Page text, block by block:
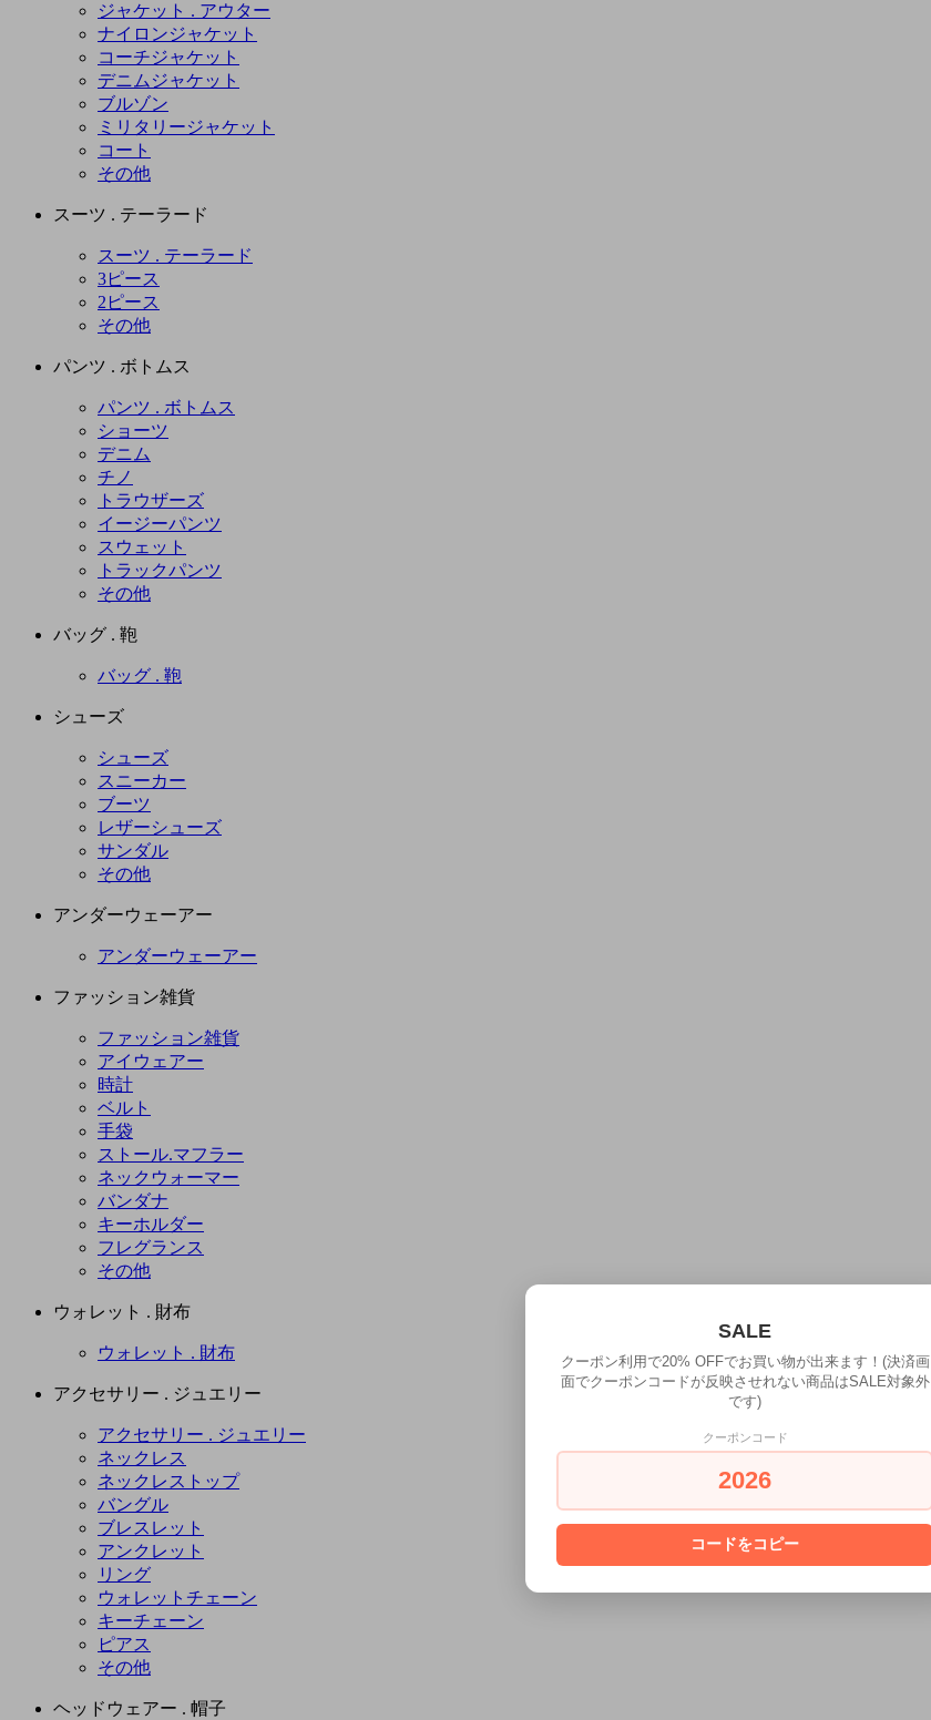
ジャケット . アウター
ナイロンジャケット
コーチジャケット
デニムジャケット
ブルゾン
ミリタリージャケット
コート
その他
スーツ . テーラード
スーツ . テーラード
3ピース
2ピース
その他
パンツ . ボトムス
パンツ . ボトムス
ショーツ
デニム
チノ
トラウザーズ
イージーパンツ
スウェット
トラックパンツ
その他
バッグ . 鞄
バッグ . 鞄
シューズ
シューズ
スニーカー
ブーツ
レザーシューズ
サンダル
その他
アンダーウェーアー
アンダーウェーアー
ファッション雑貨
ファッション雑貨
アイウェアー
時計
ベルト
手袋
ストール.マフラー
ネックウォーマー
バンダナ
キーホルダー
フレグランス
その他
ウォレット . 財布
ウォレット . 財布
アクセサリー . ジュエリー
アクセサリー . ジュエリー
ネックレス
ネックレストップ
バングル
ブレスレット
アンクレット
リング
ウォレットチェーン
キーチェーン
ピアス
その他
ヘッドウェアー . 帽子
SALE
クーポン利用で20% OFFでお買い物が出来ます！(決済画
面でクーポンコードが反映させれない商品はSALE対象外
です)
クーポンコード
2026
コードをコピー